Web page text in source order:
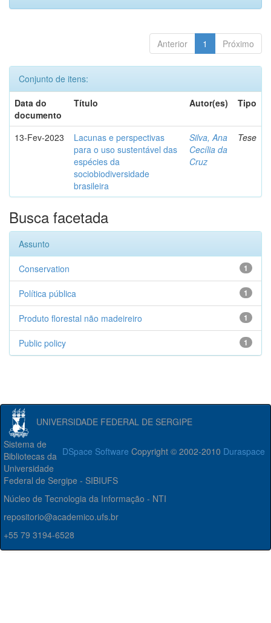
Anterior 1 Próximo
Conjunto de itens:
Data do
documento
Título Autor(es) Tipo
13-Fev-2023
Lacunas e perspectivas
para o uso sustentável das
espécies da
sociobiodiversidade
brasileira
Silva, Ana
Cecília da
Cruz
Tese
Busca facetada
Assunto
1
Conservation
1
Política pública
1
Produto florestal não madeireiro
1
Public policy
UNIVERSIDADE FEDERAL DE SERGIPE
DSpace Software Copyright © 2002-2010 Duraspace
Sistema de
Bibliotecas da
Universidade
Federal de Sergipe - SIBIUFS
Núcleo de Tecnologia da Informação - NTI
repositorio@academico.ufs.br
+55 79 3194-6528